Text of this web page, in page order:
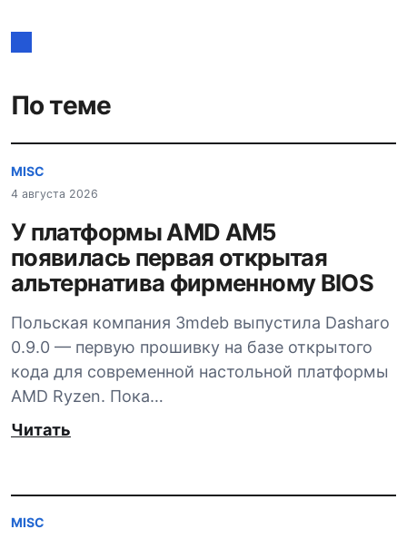
По теме
MISC
4 августа 2026
У платформы AMD AM5
появилась первая открытая
альтернатива фирменному BIOS
Польская компания 3mdeb выпустила Dasharo
0.9.0 — первую прошивку на базе открытого
кода для современной настольной платформы
AMD Ryzen. Пока…
Читать
MISC